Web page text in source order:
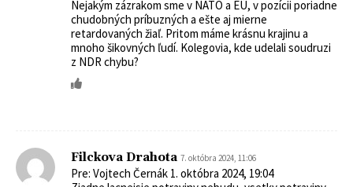
Nejakým zázrakom sme v NATO a EÚ, v pozícii poriadne
chudobných príbuzných a ešte aj mierne
retardovaných žiaľ. Pritom máme krásnu krajinu a
mnoho šikovných ľudí. Kolegovia, kde udelali soudruzi
z NDR chybu?
Filckova Drahota 7. októbra 2024, 11:06
Pre: Vojtech Černák 1. októbra 2024, 19:04